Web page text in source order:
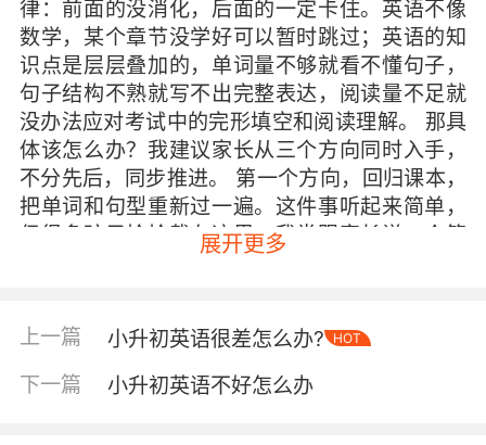
律：前面的没消化，后面的一定卡住。英语不像
数学，某个章节没学好可以暂时跳过；英语的知
识点是层层叠加的，单词量不够就看不懂句子，
句子结构不熟就写不出完整表达，阅读量不足就
没办法应对考试中的完形填空和阅读理解。 那具
体该怎么办？我建议家长从三个方向同时入手，
不分先后，同步推进。 第一个方向，回归课本，
把单词和句型重新过一遍。这件事听起来简单，
但很多孩子恰恰栽在这里。我常跟家长说一个简
单的检验方法：翻开六年级下册课本任意一页，
发音和认读就没过关；如果能读但不知道意思，
说明词汇量有缺口；如果知道意思但说不出整句
话在讲什么，说明句型结构没掌握。这三种情况
对应的补救重点完全不同——第一种要回到音标
展开更多
上一篇 小升初英语很差怎么办? HOT
下一篇 小升初英语不好怎么办